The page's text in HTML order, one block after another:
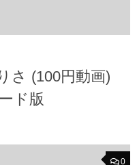
さ (100円動画)
ド版
0